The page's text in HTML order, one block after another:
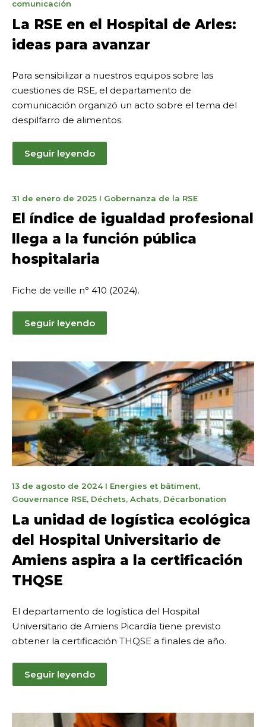
de
2025
comunicación
La RSE en el Hospital de Arles:
ideas para avanzar
Para sensibilizar a nuestros equipos sobre las
cuestiones de RSE, el departamento de
comunicación organizó un acto sobre el tema del
despilfarro de alimentos.
Seguir leyendo
31 de enero de 202515
de
mayo
de
I Gobernanza de la RSE
El índice de igualdad profesional
llega a la función pública
hospitalaria
Fiche de veille n° 410 (2024).
Seguir leyendo
13 de agosto de 202421
de
enero
de
2025
I Energies et bâtiment,
Gouvernance RSE, Déchets, Achats, Décarbonation
La unidad de logística ecológica
del Hospital Universitario de
Amiens aspira a la certificación
THQSE
El departamento de logística del Hospital
Universitario de Amiens Picardía tiene previsto
obtener la certificación THQSE a finales de año.
Seguir leyendo